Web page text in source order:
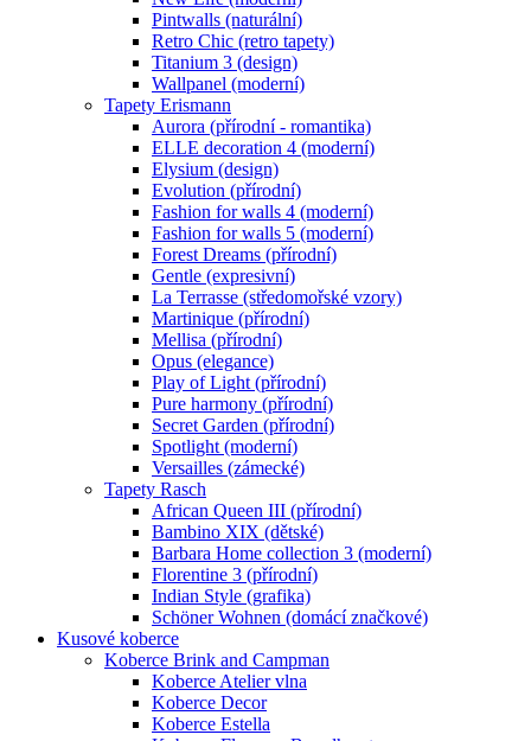
Pintwalls (naturální)
Retro Chic (retro tapety)
Titanium 3 (design)
Wallpanel (moderní)
Tapety Erismann
Aurora (přírodní - romantika)
ELLE decoration 4 (moderní)
Elysium (design)
Evolution (přírodní)
Fashion for walls 4 (moderní)
Fashion for walls 5 (moderní)
Forest Dreams (přírodní)
Gentle (expresivní)
La Terrasse (středomořské vzory)
Martinique (přírodní)
Mellisa (přírodní)
Opus (elegance)
Play of Light (přírodní)
Pure harmony (přírodní)
Secret Garden (přírodní)
Spotlight (moderní)
Versailles (zámecké)
Tapety Rasch
African Queen III (přírodní)
Bambino XIX (dětské)
Barbara Home collection 3 (moderní)
Florentine 3 (přírodní)
Indian Style (grafika)
Schöner Wohnen (domácí značkové)
Kusové koberce
Koberce Brink and Campman
Koberce Atelier vlna
Koberce Decor
Koberce Estella